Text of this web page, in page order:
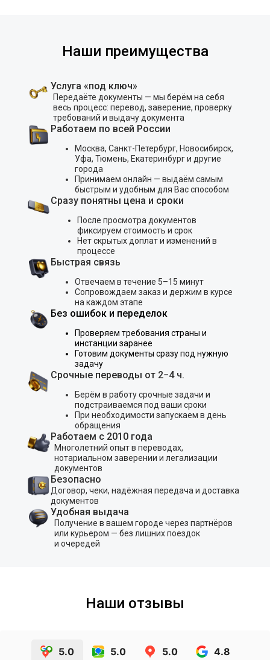
Наши преимущества
Услуга «под ключ»
Передаёте документы — мы берём на себя
весь процесс: перевод, заверение, проверку
требований и выдачу документа
Работаем по всей России
Москва, Санкт-Петербург, Новосибирск,
Уфа, Тюмень, Екатеринбург и другие
города
Принимаем онлайн — выдаём самым
быстрым и удобным для Вас способом
Сразу понятны цена и сроки
После просмотра документов
фиксируем стоимость и срок
Нет скрытых доплат и изменений в
процессе
Быстрая связь
Отвечаем в течение 5–15 минут
Сопровождаем заказ и держим в курсе
на каждом этапе
Без ошибок и переделок
Проверяем требования страны и
инстанции заранее
Готовим документы сразу под нужную
задачу
Срочные переводы от 2−4 ч.
Берём в работу срочные задачи и
подстраиваемся под ваши сроки
При необходимости запускаем в день
обращения
Работаем с 2010 года
Многолетний опыт в переводах,
нотариальном заверении и легализации
документов
Безопасно
Договор, чеки, надёжная передача и доставка
документов
Удобная выдача
Получение в вашем городе через партнёров
или курьером — без лишних поездок
и очередей
Наши отзывы
5.0 5.0 5.0 4.8